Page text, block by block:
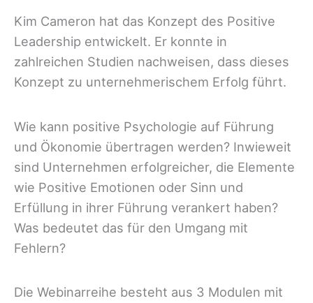
Kim Cameron hat das Konzept des Positive
Leadership entwickelt. Er konnte in
zahlreichen Studien nachweisen, dass dieses
Konzept zu unternehmerischem Erfolg führt.
Wie kann positive Psychologie auf Führung
und Ökonomie übertragen werden? Inwieweit
sind Unternehmen erfolgreicher, die Elemente
wie Positive Emotionen oder Sinn und
Erfüllung in ihrer Führung verankert haben?
Was bedeutet das für den Umgang mit
Fehlern?
Die Webinarreihe besteht aus 3 Modulen mit